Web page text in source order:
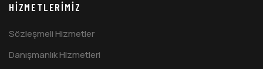
HIZMETLERIMIZ
Sözleşmeli Hizmetler
Danışmanlık Hizmetleri